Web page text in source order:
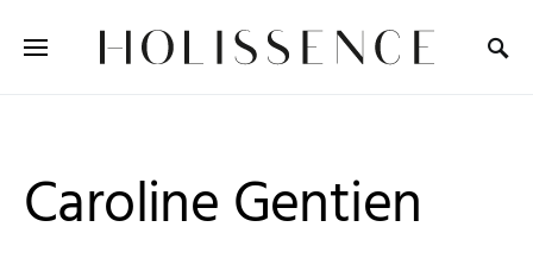
Caroline Gentien